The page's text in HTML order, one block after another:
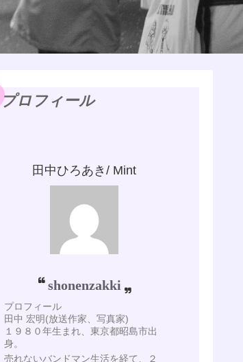
プロフィール
田中ひろあき/ Mint
shonenzakki
プロフィール
田中 宏明(放送作家、写真家)
１９８０年生まれ、東京都昭島市出
身。
売れないバンドマン生活を経て、２